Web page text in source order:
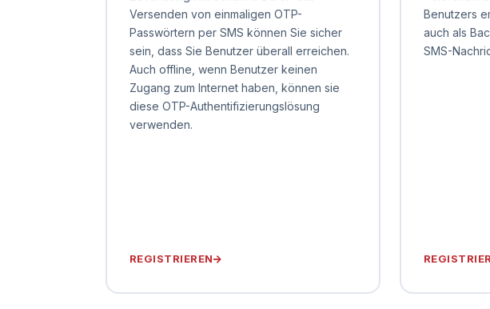
Versenden von einmaligen OTP-
Passwörtern per SMS können Sie sicher
sein, dass Sie Benutzer überall erreichen.
Auch offline, wenn Benutzer keinen
Zugang zum Internet haben, können sie
diese OTP-Authentifizierungslösung
verwenden.
REGISTRIEREN
Benutzers
auch als
SMS-